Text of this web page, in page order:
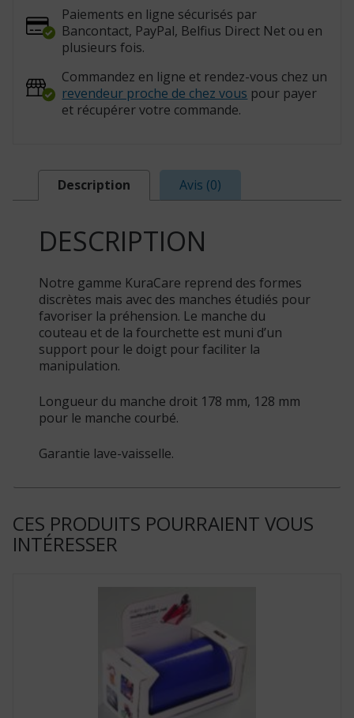
Paiements en ligne sécurisés par
Bancontact, PayPal, Belfius Direct Net ou en
plusieurs fois.
Commandez en ligne et rendez-vous chez un
revendeur proche de chez vous pour payer
et récupérer votre commande.
Description Avis (0)
DESCRIPTION
Notre gamme KuraCare reprend des formes
discrètes mais avec des manches étudiés pour
favoriser la préhension. Le manche du
couteau et de la fourchette est muni d’un
support pour le doigt pour faciliter la
manipulation.
Longueur du manche droit 178 mm, 128 mm
pour le manche courbé.
Garantie lave-vaisselle.
CES PRODUITS POURRAIENT VOUS
INTÉRESSER